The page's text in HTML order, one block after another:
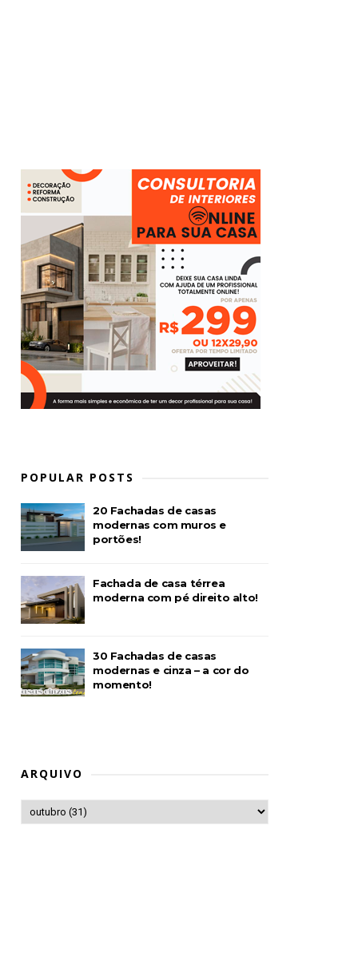
POPULAR POSTS
20 Fachadas de casas
modernas com muros e
portões!
Fachada de casa térrea
moderna com pé direito alto!
30 Fachadas de casas
modernas e cinza – a cor do
momento!
ARQUIVO